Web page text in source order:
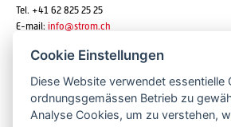
Tel. +41 62 825 25 25
E-mail: info@strom.ch
Newsletter
Cookie Einstellungen
Diese Website verwendet essentielle
ordnungsgemässen Betrieb zu
Analyse Cookies, um zu verstehen,